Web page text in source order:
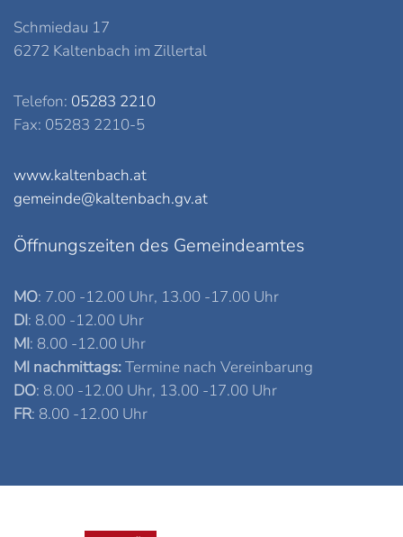
Schmiedau 17
6272 Kaltenbach im Zillertal
Telefon: 05283 2210
Fax: 05283 2210-5
www.kaltenbach.at
gemeinde@kaltenbach.gv.at
Öffnungszeiten des Gemeindeamtes
MO: 7.00 -12.00 Uhr, 13.00 -17.00 Uhr
DI: 8.00 -12.00 Uhr
MI: 8.00 -12.00 Uhr
MI nachmittags:Termine nach Vereinbarung
DO: 8.00 -12.00 Uhr, 13.00 -17.00 Uhr
FR: 8.00 -12.00 Uhr